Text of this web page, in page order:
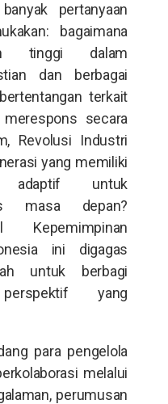
pertanyaan
bagaimana
tinggi dalam
dan berbagai
terkait
secara
Revolusi Industri
yang memiliki
adaptif untuk
masa depan?
Kepemimpinan
ini digagas
untuk berbagi
yang
para pengelola
melalui
perumusan